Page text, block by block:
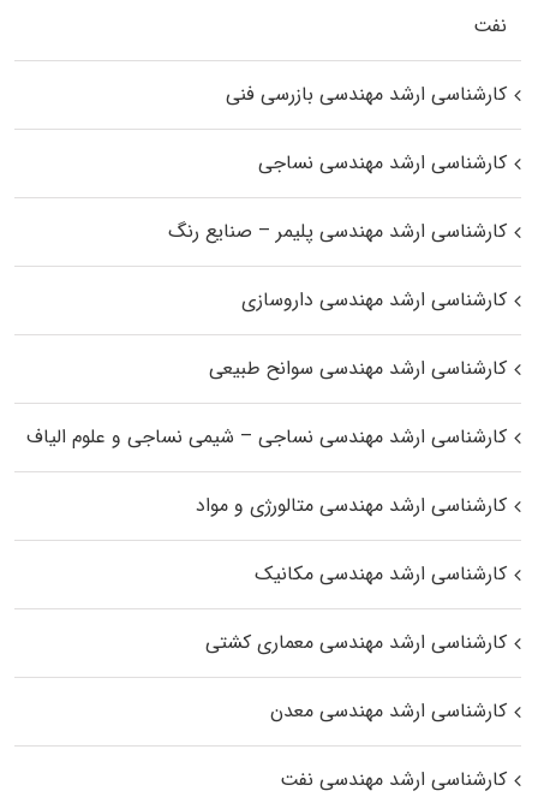
نفت
کارشناسی ارشد مهندسی بازرسی فنی
کارشناسی ارشد مهندسی نساجی
کارشناسی ارشد مهندسی پلیمر – صنایع رنگ
کارشناسی ارشد مهندسی داروسازی
کارشناسی ارشد مهندسی سوانح طبیعی
کارشناسی ارشد مهندسی نساجی – شیمی نساجی و علوم الیاف
کارشناسی ارشد مهندسی متالورژی و مواد
کارشناسی ارشد مهندسی مکانیک
کارشناسی ارشد مهندسی معماری کشتی
کارشناسی ارشد مهندسی معدن
کارشناسی ارشد مهندسی نفت